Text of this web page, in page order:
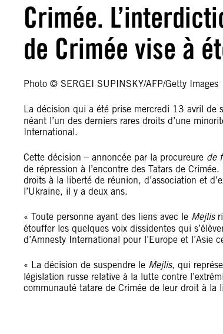
Crimée.
de Crimée vise à
Photo © SERGEI SUPINSKY/AFP/Getty Images
La décision qui a été prise mercredi 13 avril de
néant l’un des derniers rares droits d’une
International.
Cette décision – annoncée par la procureure de
de répression à l’encontre des Tatars de
droits à la liberté de réunion, d’association et
l’Ukraine, il y a deux ans.
« Toute personne ayant des liens avec le Mejlis
étouffer les quelques voix dissidentes qui
d’Amnesty International pour l’Europe et l’Asie
« La décision de suspendre le Mejlis, qui
législation russe relative à la lutte contre
communauté tatare de Crimée de leur droit à la